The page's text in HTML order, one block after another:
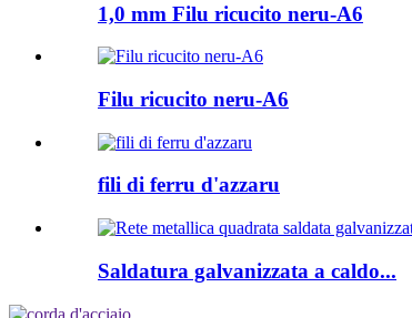
1,0 mm Filu ricucito neru-A6
Filu ricucito neru-A6
fili di ferru d'azzaru
Saldatura galvanizzata a caldo...